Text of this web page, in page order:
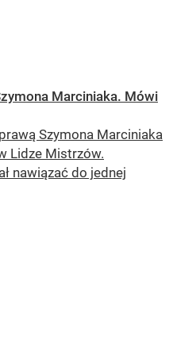
Marciniaka. Mówi
Szymona Marciniaka
Lidze Mistrzów.
nawiązać do jednej